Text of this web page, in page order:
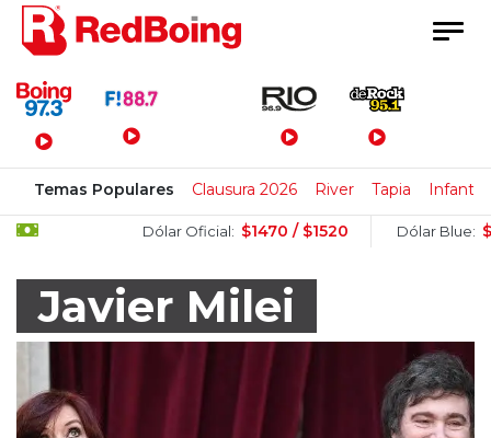
Menú Principal
Temas Populares Clausura 2026 River Tapia
Dólar Oficial: $1470 / $1520 Dólar Blue: $1510 /
Javier Milei